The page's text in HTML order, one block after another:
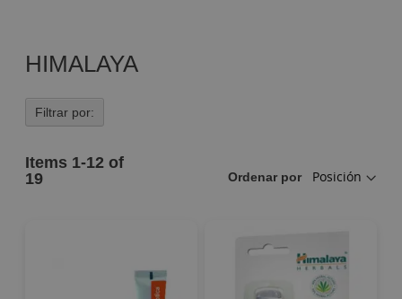
HIMALAYA
Items 1-12of
19
Ordenar por
Filtrar por: